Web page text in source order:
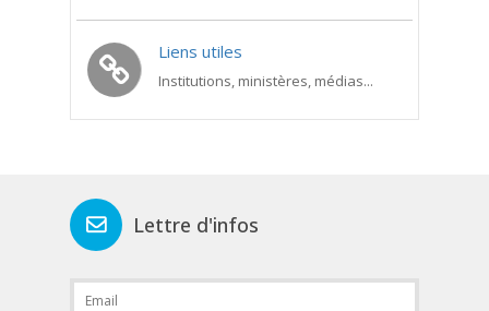
Liens utiles
Institutions, ministères, médias...
Lettre d'infos